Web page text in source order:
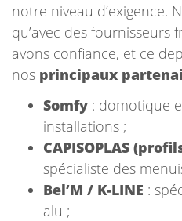
notre niveau d’exigence.
qu’avec des fournisseurs
avons confiance, et ce
nos principaux
Somfy : domotique
installations ;
CAPISOPLAS
spécialiste des
Bel’M / K-LINE :
alu ;